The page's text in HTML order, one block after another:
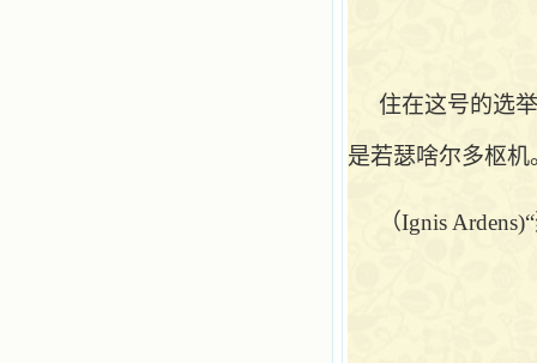
住在这号的选
是若瑟啥尔多枢机
（Ignis